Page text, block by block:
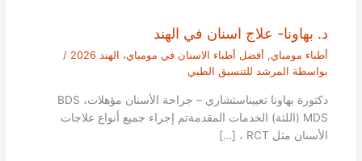
د. بهاونا- علاج اسنان في الهند
أطباء مومباي, أفضل أطباء الاسنان في مومباي، الهند 2026
/
بواسطة المرشد للتنسيق الطبي
دكتورة بهاونا تعييناستشاري – جراحة الأسنان مؤهلاتBDS ،
MDS (اللثة) الخدمات المقدمةتم إجراء جميع أنواع علاجات
الأسنان مثل RCT ، […]